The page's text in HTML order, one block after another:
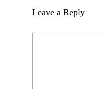
Leave a Reply